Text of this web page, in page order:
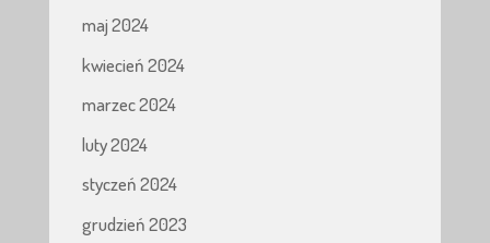
maj 2024
kwiecień 2024
marzec 2024
luty 2024
styczeń 2024
grudzień 2023